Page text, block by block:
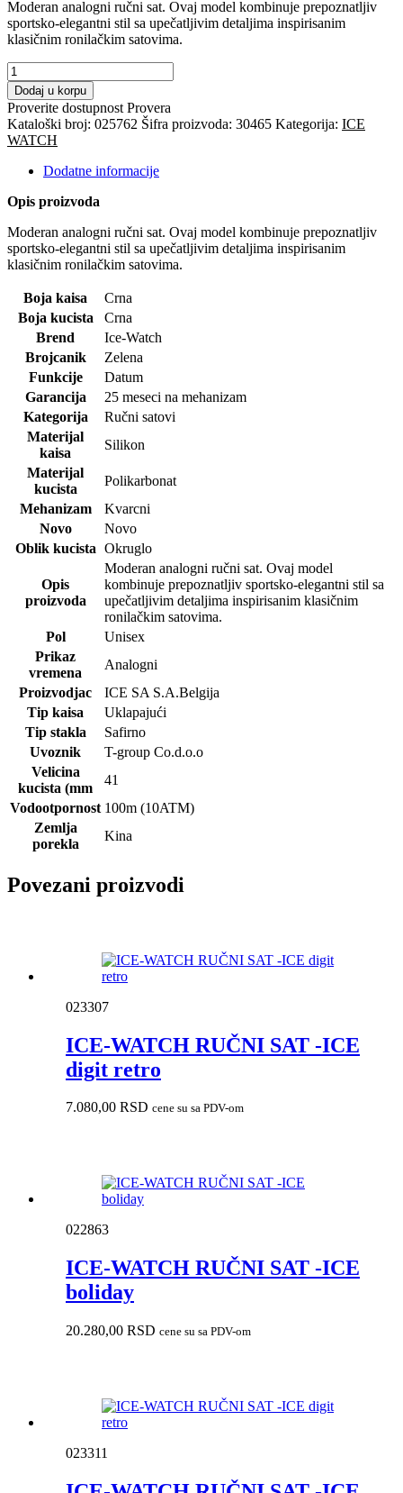
Moderan analogni ručni sat. Ovaj model kombinuje prepoznatljiv
sportsko-elegantni stil sa upečatljivim detaljima inspirisanim
klasičnim ronilačkim satovima.
ICE-
WATCH
RUČNI
SAT
-
ICE
power
količina
Dodaj u korpu
Proverite dostupnost Provera
Kataloški broj: 025762 Šifra proizvoda: 30465 Kategorija: ICE
WATCH
Dodatne informacije
Opis proizvoda
Moderan analogni ručni sat. Ovaj model kombinuje prepoznatljiv
sportsko-elegantni stil sa upečatljivim detaljima inspirisanim
klasičnim ronilačkim satovima.
Boja kaisa
Crna
Boja kucista
Crna
Brend
Ice-Watch
Brojcanik
Zelena
Funkcije
Datum
Garancija
25 meseci na mehanizam
Kategorija
Ručni satovi
Materijal
kaisa
Silikon
Materijal
kucista
Polikarbonat
Mehanizam
Kvarcni
Novo
Novo
Oblik kucista Okruglo
Opis
proizvoda
Moderan analogni ručni sat. Ovaj model
kombinuje prepoznatljiv sportsko-elegantni stil sa
upečatljivim detaljima inspirisanim klasičnim
ronilačkim satovima.
Pol
Unisex
Prikaz
vremena
Analogni
Proizvodjac
ICE SA S.A.Belgija
Tip kaisa
Uklapajući
Tip stakla
Safirno
Uvoznik
T-group Co.d.o.o
Velicina
kucista (mm
41
Vodootpornost 100m (10ATM)
Zemlja
porekla
Kina
Povezani proizvodi
023307
ICE-WATCH RUČNI SAT -ICE
digit retro
7.080,00 RSD cene su sa PDV-om
022863
ICE-WATCH RUČNI SAT -ICE
boliday
20.280,00 RSD cene su sa PDV-om
023311